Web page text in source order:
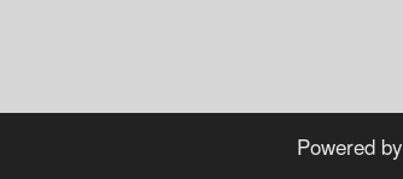
Powered by